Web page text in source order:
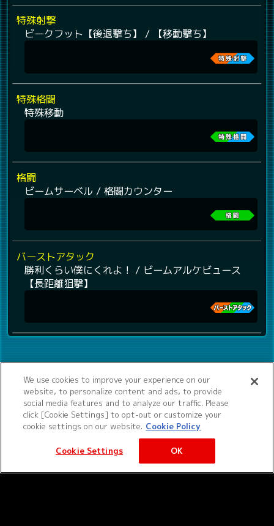
特殊射撃
ビークフット【後退撃ち】 / 【移動撃ち】
特殊格闘
特殊移動
格闘
ビームサーベル / 格闘カウンター
バーストアタック
勝利くらい僕にくれよ！ / ビームアルケビュース
【長距離狙撃】
We use cookies to improve your experience on our
website, to personalize content and ads, to provide
social media features and to analyze our traffic. Please
click [Cookie Settings] to opt-out or customize your
cookie settings on our website. Cookie Policy
Cookie Settings OK